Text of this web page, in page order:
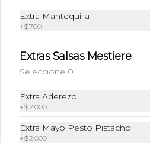
Café
Café +
Extra Mantequilla
+$700
Extras Salsas Mestiere
Seleccione 0
Extra Aderezo
+$2.000
Extra Mayo Pesto Pistacho
+$2.000